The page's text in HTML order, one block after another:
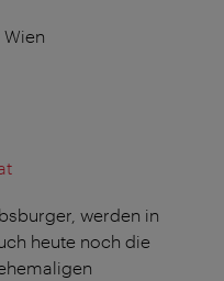
werden in
heute noch die